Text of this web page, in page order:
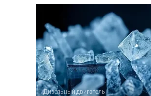
Дизельный двигатель